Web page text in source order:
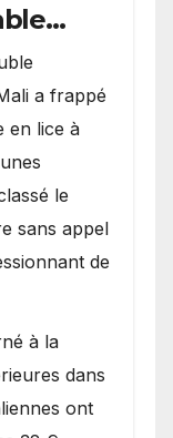
a frappé
en lice à
le
sans appel
de
à la
dans
ont